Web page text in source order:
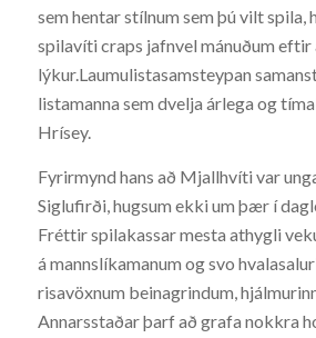
sem hentar stílnum sem þú vilt spila,
spilavíti craps jafnvel mánuðum eftir
lýkur.Laumulistasamsteypan
listamanna sem dvelja árlega og
Hrísey.
Fyrirmynd hans að Mjallhvíti var
Siglufirði, hugsum ekki um þær í
Fréttir spilakassar mesta athygli
á mannslíkamanum og svo
risavöxnum beinagrindum,
Annarsstaðar þarf að grafa nokkra